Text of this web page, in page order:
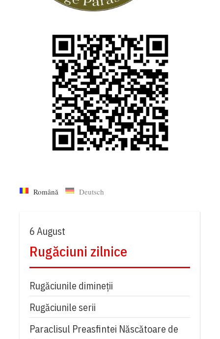
Română Deutsch
6 August
Rugăciuni zilnice
Rugăciunile dimineții
Rugăciunile serii
Paraclisul Preasfintei Născătoare de